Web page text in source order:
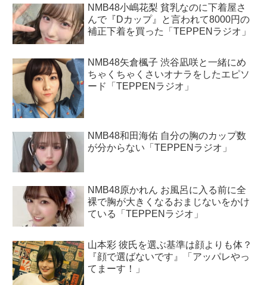
NMB48小嶋花梨 貧乳なのに下着屋さ
んで『Dカップ』と言われて8000円の
補正下着を買った「TEPPENラジオ」
NMB48矢倉楓子 渋谷凪咲と一緒にめ
ちゃくちゃくさいオナラをしたエピソ
ード「TEPPENラジオ」
NMB48和田海佑 自分の胸のカップ数
が分からない「TEPPENラジオ」
NMB48原かれん お風呂に入る前に全
裸で胸が大きくなるおまじないをかけ
ている「TEPPENラジオ」
山本彩 彼氏を選ぶ基準は顔よりも体？
『顔で選ばないです』「アッパレやっ
てまーす！」